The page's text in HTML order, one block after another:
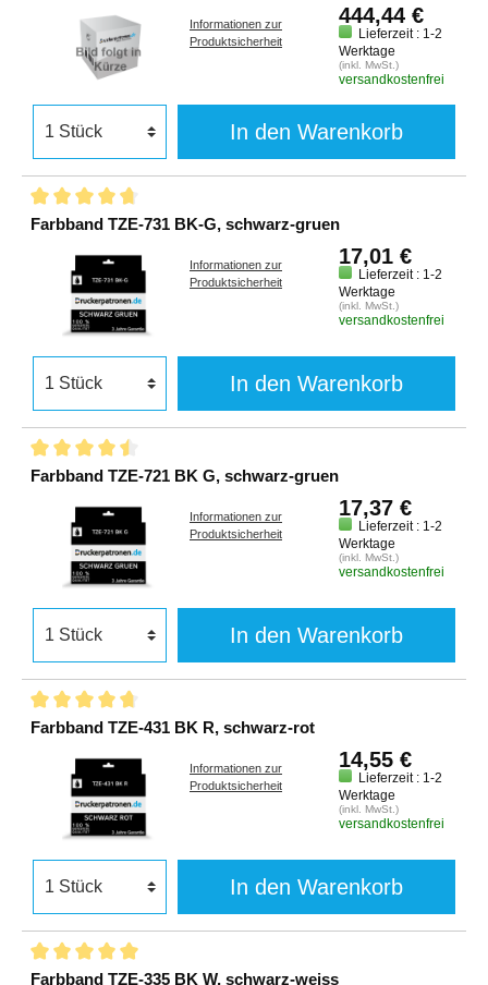
Informationen zur
Produktsicherheit
444,44 €
Lieferzeit : 1-2
Werktage
(inkl. MwSt.)
versandkostenfrei
In den Warenkorb
Farbband TZE-731 BK-G, schwarz-gruen
Informationen zur
Produktsicherheit
17,01 €
Lieferzeit : 1-2
Werktage
(inkl. MwSt.)
versandkostenfrei
In den Warenkorb
Farbband TZE-721 BK G, schwarz-gruen
Informationen zur
Produktsicherheit
17,37 €
Lieferzeit : 1-2
Werktage
(inkl. MwSt.)
versandkostenfrei
In den Warenkorb
Farbband TZE-431 BK R, schwarz-rot
Informationen zur
Produktsicherheit
14,55 €
Lieferzeit : 1-2
Werktage
(inkl. MwSt.)
versandkostenfrei
In den Warenkorb
Farbband TZE-335 BK W, schwarz-weiss